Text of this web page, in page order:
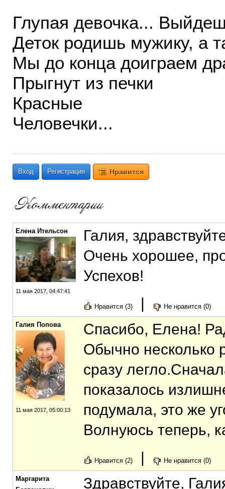
Глупая девочка...
Деток родишь мужику, а
Мы до конца доиграем
Прыгнут из печки
Красные
Человечки...
Вход Регистрация Нравится
Елена Ительсон
11 мая 2017, 04:47:41
Галия,
Очень хорошее,
Успехов!
Нравится (3) | Не нравится (0)
Галия Попова
11 мая 2017, 05:00:13
Спасибо, Елена!
Обычно несколько
сразу
показалось
подумала, это же
Волнуюсь теперь,
Нравится (2) | Не нравится (0)
Маргарита
Здравствуйте,